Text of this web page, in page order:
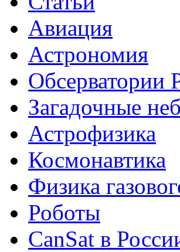
Авиация
Астрономия
Обсерватории
Загадочные
Астрофизика
Космонавтика
Физика
Роботы
CanSat в